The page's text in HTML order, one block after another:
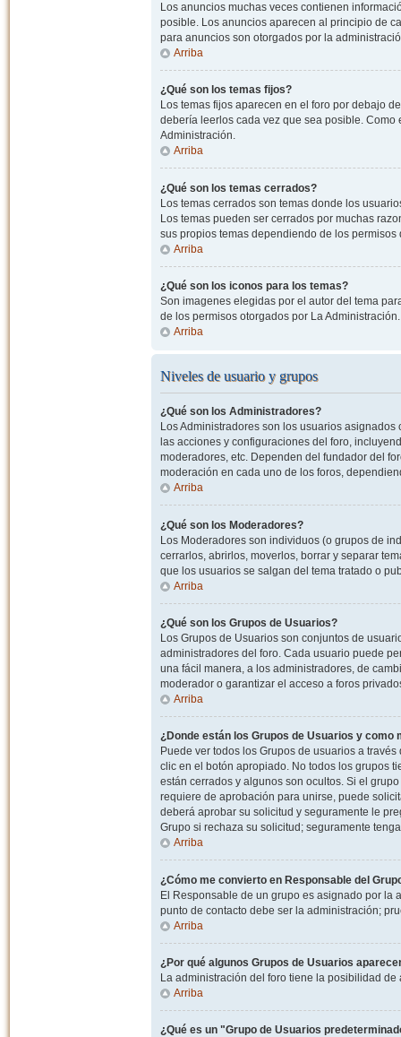
Los anuncios muchas veces contienen
posible. Los anuncios aparecen al principio de
para anuncios son otorgados por la
Arriba
¿Qué son los temas fijos?
Los temas fijos aparecen en el foro por debajo
debería leerlos cada vez que sea posible.
Administración.
Arriba
¿Qué son los temas cerrados?
Los temas cerrados son temas donde los
Los temas pueden ser cerrados por muchas
sus propios temas dependiendo de los
Arriba
¿Qué son los iconos para los temas?
Son imagenes elegidas por el autor del tema
de los permisos otorgados por La Administración.
Arriba
Niveles de usuario y grupos
¿Qué son los Administradores?
Los Administradores son los usuarios
las acciones y configuraciones del foro,
moderadores, etc. Dependen del fundador del
moderación en cada uno de los foros,
Arriba
¿Qué son los Moderadores?
Los Moderadores son individuos (o grupos de
cerrarlos, abrirlos, moverlos, borrar y separar
que los usuarios se salgan del tema tratado o
Arriba
¿Qué son los Grupos de Usuarios?
Los Grupos de Usuarios son conjuntos de
administradores del foro. Cada usuario puede
una fácil manera, a los administradores, de
moderador o garantizar el acceso a foros
Arriba
¿Donde están los Grupos de Usuarios y como
Puede ver todos los Grupos de usuarios a
clic en el botón apropiado. No todos los grupos
están cerrados y algunos son ocultos. Si el
requiere de aprobación para unirse, puede
deberá aprobar su solicitud y seguramente le
Grupo si rechaza su solicitud; seguramente
Arriba
¿Cómo me convierto en Responsable del
El Responsable de un grupo es asignado por la
punto de contacto debe ser la administración;
Arriba
¿Por qué algunos Grupos de Usuarios
La administración del foro tiene la posibilidad
Arriba
¿Qué es un "Grupo de Usuarios